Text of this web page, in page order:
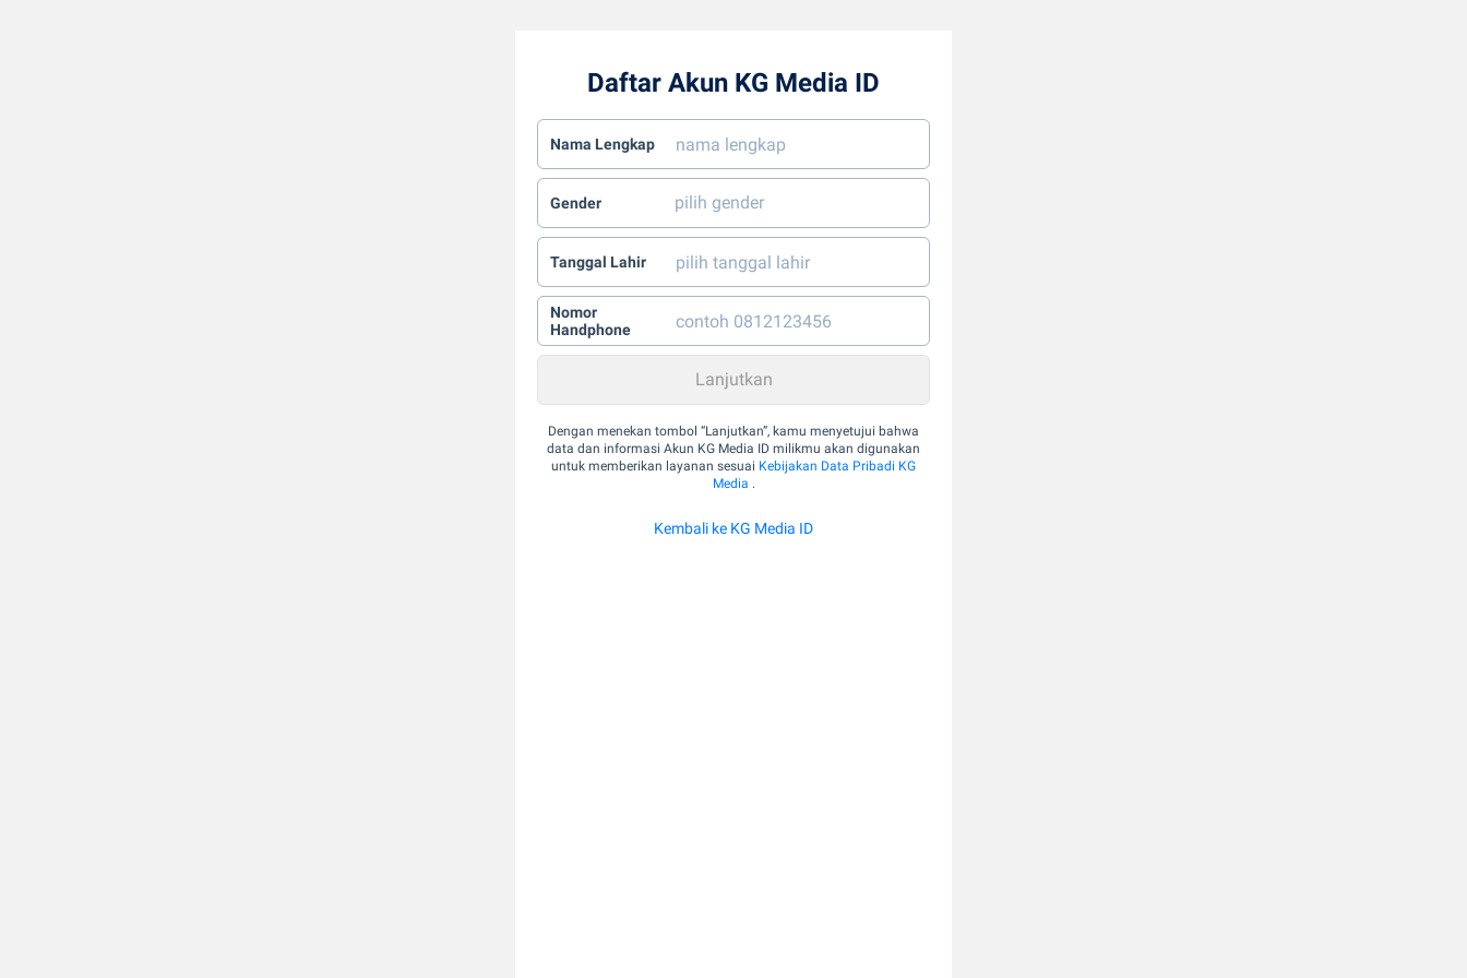
Daftar Akun KG Media ID
Nama Lengkap
Gender
Tanggal Lahir
Nomor
Handphone
Dengan menekan tombol “Lanjutkan”, kamu menyetujui bahwa
data dan informasi Akun KG Media ID milikmu akan digunakan
untuk memberikan layanan sesuai Kebijakan Data Pribadi KG
Media .
Kembali ke KG Media ID